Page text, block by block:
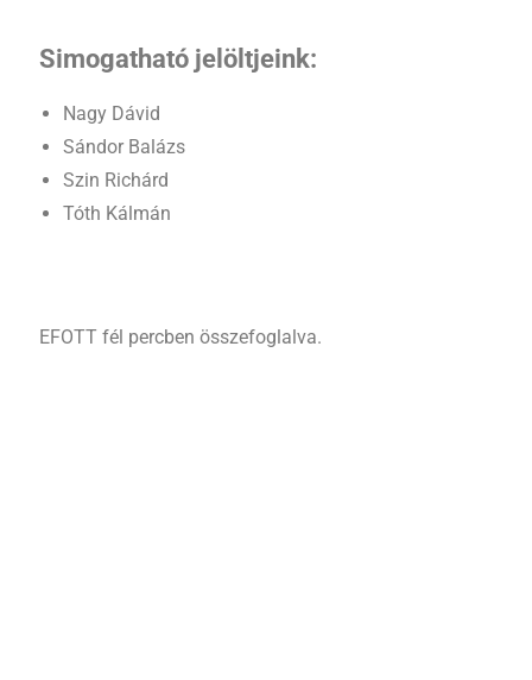
Simogatható jelöltjeink:
Nagy Dávid
Sándor Balázs
Szin Richárd
Tóth Kálmán
EFOTT fél percben összefoglalva.